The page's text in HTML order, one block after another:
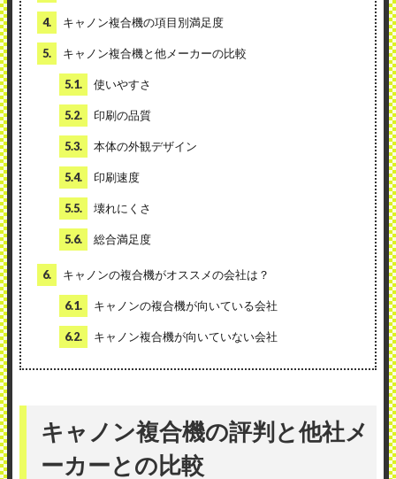
4. キャノン複合機の項目別満足度
5. キャノン複合機と他メーカーの比較
5.1. 使いやすさ
5.2. 印刷の品質
5.3. 本体の外観デザイン
5.4. 印刷速度
5.5. 壊れにくさ
5.6. 総合満足度
6. キャノンの複合機がオススメの会社は？
6.1. キャノンの複合機が向いている会社
6.2. キャノン複合機が向いていない会社
キャノン複合機の評判と他社メ
ーカーとの比較